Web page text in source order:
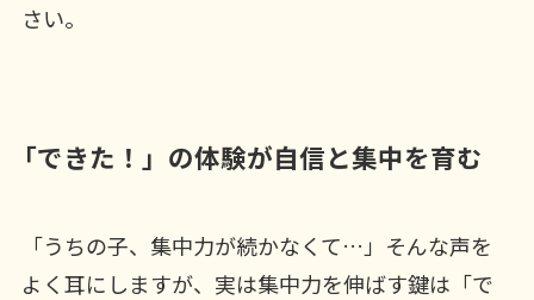
さい。
「できた！」の体験が自信と集中を育む
「うちの子、集中力が続かなくて…」そんな声を
よく耳にしますが、実は集中力を伸ばす鍵は「で